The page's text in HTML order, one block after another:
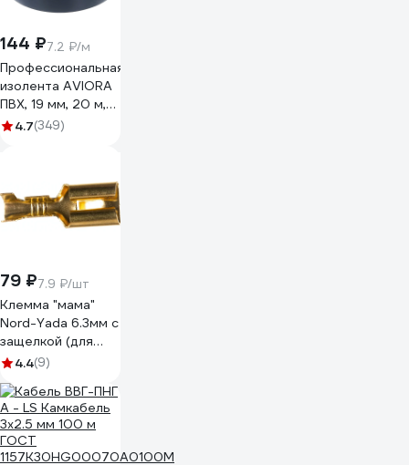
144 ₽7.2 ₽/м
Профессиональная
изолента AVIORA
ПВХ, 19 мм, 20 м,
черная 305-030
4.7(349)
79 ₽7.9 ₽/шт
Клемма "мама"
Nord-Yada 6.3мм с
защелкой (для
разъемов) 1.5-
4.4(9)